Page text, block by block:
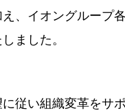
、イオングループ
ました。
従い組織変革をサ